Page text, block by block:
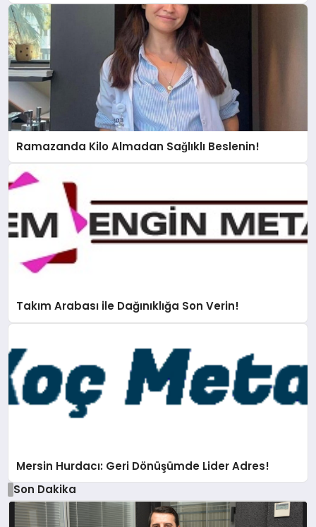
Ramazanda Kilo Almadan Sağlıklı Beslenin!
Takım Arabası ile Dağınıklığa Son Verin!
Mersin Hurdacı: Geri Dönüşümde Lider Adres!
Son Dakika